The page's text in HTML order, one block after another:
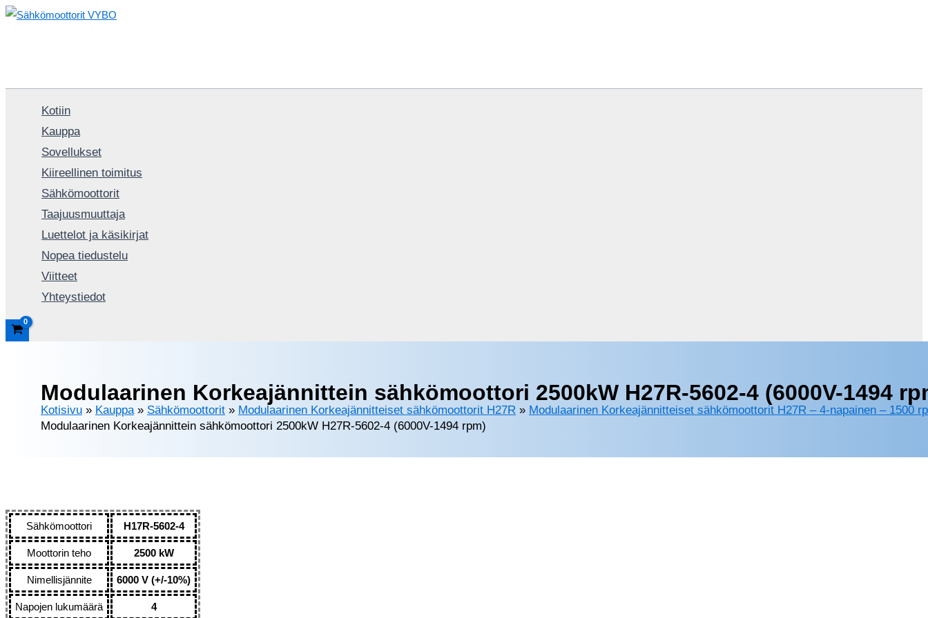
Siirry
Kotiin
Kauppa
Sovellukset
Kiireellinen toimitus
Sähkömoottorit
Taajuusmuuttaja
Luettelot ja käsikirjat
Nopea tiedustelu
Viitteet
Yhteystiedot
Modulaarinen Korkeajännittein sähkömoottori 2500kW H27R-5602-4 (6000V-1494
Kotisivu » Kauppa» Sähkömoottorit » Modulaarinen Korkeajännitteiset sähkömoottorit H27R » Modulaarinen Korkeajännitteiset sähkömoottorit H27R – 4-napainen – 1500
Modulaarinen Korkeajännittein sähkömoottori 2500kW H27R-5602-4 (6000V-1494 rpm)
Sähkömoottori H17R-5602-4
Moottorin teho 2500 kW
Nimellisjännite 6000 V (+/-10%)
Napojen lukumäärä 4